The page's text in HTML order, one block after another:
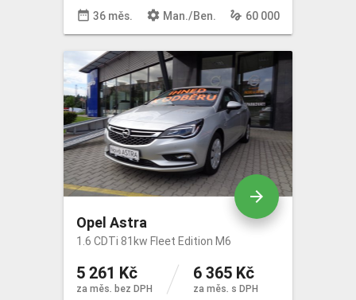
date_range 36 měs. settings Man./Ben. gesture 60 000
Opel Astra
1.6 CDTi 81kw Fleet Edition M6
5 261 Kč
za měs. bez DPH
6 365 Kč
za měs. s DPH
arrow_forward